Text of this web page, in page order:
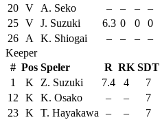
20 V A. Seko – – – –
25 V J. Suzuki 6.3 0 0 0
26
A K. Shiogai – – – –
Keeper
# Pos Speler R RK SDT
1
K Z. Suzuki 7.4 4
7
12
K K. Osako – –
7
23 K T. Hayakawa – – 7